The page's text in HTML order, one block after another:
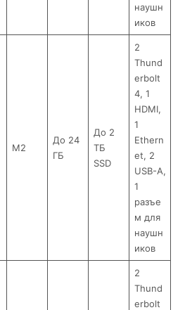
наушн
иков
M2
До 24
ГБ
До 2
ТБ
SSD
2
Thund
erbolt
4, 1
HDMI,
1
Ethern
et, 2
USB-A,
1
разъе
м для
наушн
иков
2
Thund
erbolt